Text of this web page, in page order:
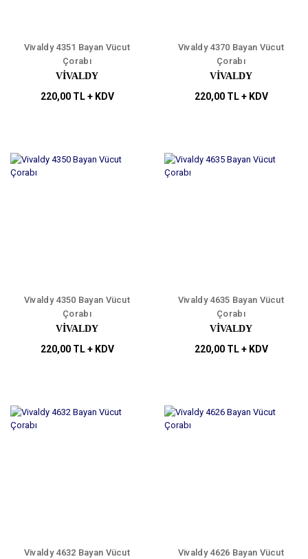
Vivaldy 4351 Bayan Vücut
Çorabı
VİVALDY
220,00 TL + KDV
Vivaldy 4370 Bayan Vücut
Çorabı
VİVALDY
220,00 TL + KDV
Vivaldy 4350 Bayan Vücut
Çorabı
VİVALDY
220,00 TL + KDV
Vivaldy 4635 Bayan Vücut
Çorabı
VİVALDY
220,00 TL + KDV
Vivaldy 4632 Bayan Vücut
Vivaldy 4626 Bayan Vücut